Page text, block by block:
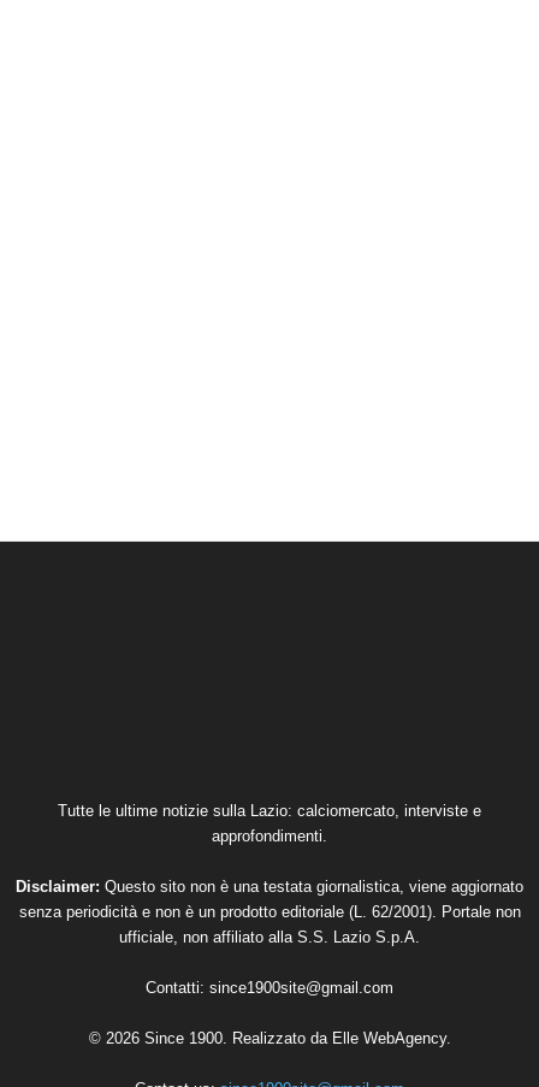
Tutte le ultime notizie sulla Lazio: calciomercato, interviste e
approfondimenti.
Disclaimer: Questo sito non è una testata giornalistica, viene aggiornato
senza periodicità e non è un prodotto editoriale (L. 62/2001). Portale non
ufficiale, non affiliato alla S.S. Lazio S.p.A.
Contatti: since1900site@gmail.com
© 2026 Since 1900. Realizzato da Elle WebAgency.